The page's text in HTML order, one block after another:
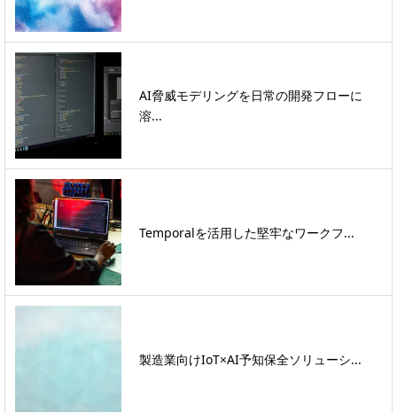
AI脅威モデリングを日常の開発フローに
溶...
Temporalを活用した堅牢なワークフ...
製造業向けIoT×AI予知保全ソリューシ...